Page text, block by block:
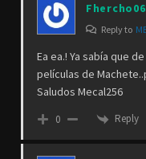
Fhercho06
Reply to
Ea ea.! Ya sabía que
películas de
Saludos Mecal256
0 Reply